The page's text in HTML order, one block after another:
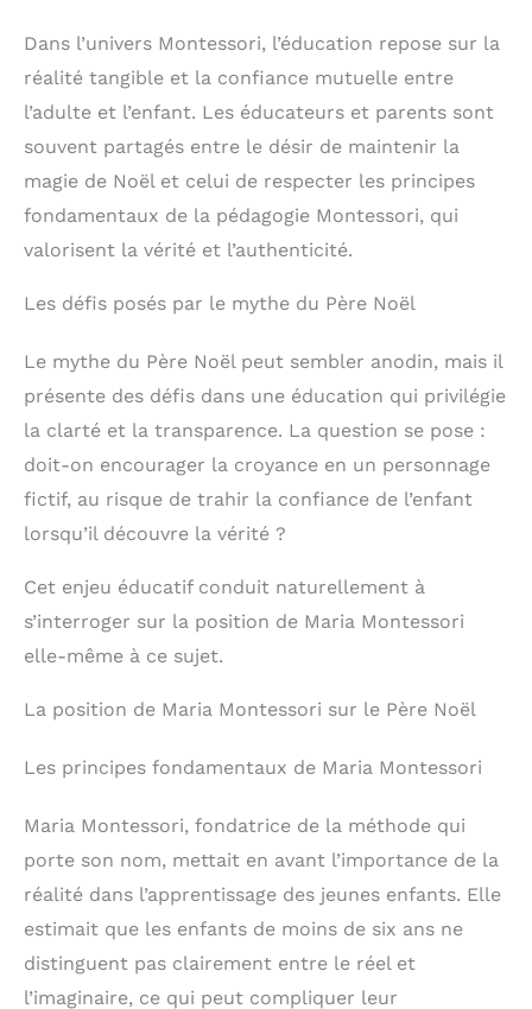
Dans l’univers Montessori, l’éducation repose sur la
réalité tangible et la confiance mutuelle entre
l’adulte et l’enfant. Les éducateurs et parents sont
souvent partagés entre le désir de maintenir la
magie de Noël et celui de respecter les principes
fondamentaux de la pédagogie Montessori, qui
valorisent la vérité et l’authenticité.
Les défis posés par le mythe du Père Noël
Le mythe du Père Noël peut sembler anodin, mais il
présente des défis dans une éducation qui privilégie
la clarté et la transparence. La question se pose :
doit-on encourager la croyance en un personnage
fictif, au risque de trahir la confiance de l’enfant
lorsqu’il découvre la vérité ?
Cet enjeu éducatif conduit naturellement à
s’interroger sur la position de Maria Montessori
elle-même à ce sujet.
La position de Maria Montessori sur le Père Noël
Les principes fondamentaux de Maria Montessori
Maria Montessori, fondatrice de la méthode qui
porte son nom, mettait en avant l’importance de la
réalité dans l’apprentissage des jeunes enfants. Elle
estimait que les enfants de moins de six ans ne
distinguent pas clairement entre le réel et
l’imaginaire, ce qui peut compliquer leur